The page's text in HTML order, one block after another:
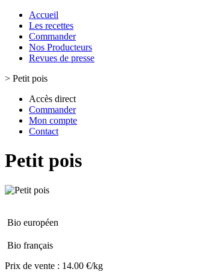
Accueil
Les recettes
Commander
Nos Producteurs
Revues de presse
> Petit pois
Accès direct
Commander
Mon compte
Contact
Petit pois
Bio européen
Bio français
Prix de vente : 14.00 €/kg